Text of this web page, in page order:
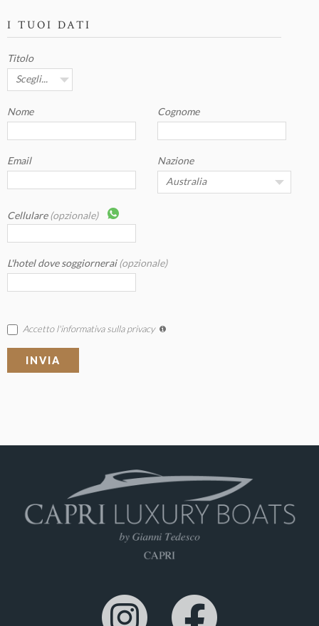
I TUOI DATI
Titolo
Nome Cognome
Email Nazione
Cellulare(opzionale)
L'hotel dove soggiornerai(opzionale)
Accetto l'informativa sulla privacy
INVIA